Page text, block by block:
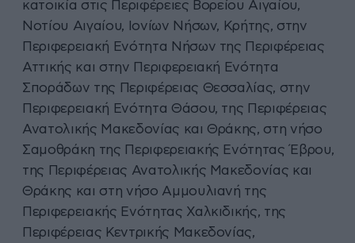
κατοικία στις Περιφέρειες Βορείου Αιγαίου,
Νοτίου Αιγαίου, Ιονίων Νήσων, Κρήτης, στην
Περιφερειακή Ενότητα Νήσων της Περιφέρειας
Αττικής και στην Περιφερειακή Ενότητα
Σποράδων της Περιφέρειας Θεσσαλίας, στην
Περιφερειακή Ενότητα Θάσου, της Περιφέρειας
Ανατολικής Μακεδονίας και Θράκης, στη νήσο
Σαμοθράκη της Περιφερειακής Ενότητας Έβρου,
της Περιφέρειας Ανατολικής Μακεδονίας και
Θράκης και στη νήσο Αμμουλιανή της
Περιφερειακής Ενότητας Χαλκιδικής, της
Περιφέρειας Κεντρικής Μακεδονίας,